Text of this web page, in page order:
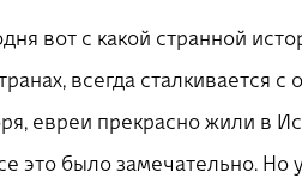
вот с какой странной
всегда сталкивается
евреи прекрасно жили в
это было замечательно.